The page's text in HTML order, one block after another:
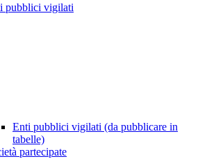
pubblici vigilati
Enti pubblici vigilati (da pubblicare in
tabelle)
partecipate